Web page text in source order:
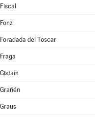
Fiscal
Fonz
Foradada del Toscar
Fraga
Gistaín
Grañén
Graus